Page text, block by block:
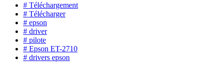
# Téléchargement
# Télécharger
# epson
# driver
# pilote
# Epson ET-2710
# drivers epson